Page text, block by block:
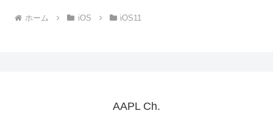
ホーム iOS iOS11
AAPL Ch.